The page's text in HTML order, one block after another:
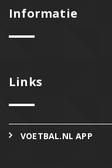
Informatie
Links
VOETBAL.NL APP